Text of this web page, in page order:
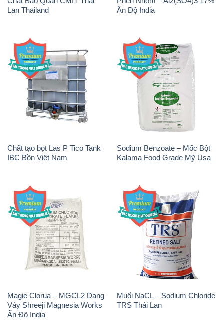
Lan Thailand
Ấn Độ India
Chất tạo bọt Las P Tico Tank
IBC Bồn Việt Nam
Sodium Benzoate – Mốc Bột
Kalama Food Grade Mỹ Usa
Magie Clorua – MGCL2 Dạng
Vảy Shreeji Magnesia Works
Ấn Độ India
Muối NaCL – Sodium Chloride
TRS Thái Lan